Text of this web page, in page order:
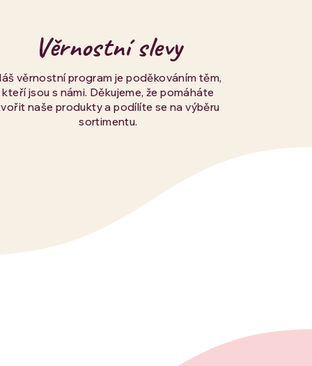
Věrnostní slevy
věrnostní program je poděkováním těm,
kteří jsou s námi. Děkujeme, že pomáháte
naše produkty a podílíte se na výběru
sortimentu.